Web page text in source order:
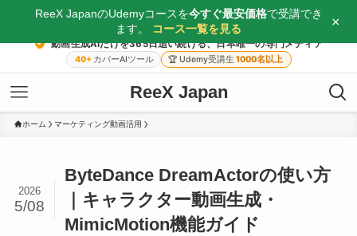
動画生成AIだけを365日追い続ける、日本唯一の専門メディア
40+ カバーAIツール 🏆 Udemy受講生 1000名以上
ReeX Japan
ホーム マーケティング動画活用
ByteDance DreamActorの使い方
｜キャラクター動画生成・
MimicMotion機能ガイド
2026
5/08
ReeX JapanのUdemyコースを今すぐ最安価格で受講でき
ます。
コース一覧を見る ×